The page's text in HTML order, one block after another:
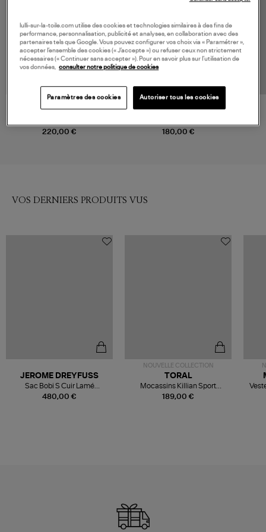
220,00 €
IBELIV
180,00 €
IBELIV
Exclusivité Lulli
VOS DERNIERS PRODUITS VUS
480,00 €
JEROME DREYFUSS
Sac Bobi S Cuir Lamé
Champagne
NOUVELLE COLLECTION
189,00 €
TORAL
Mocassins Killian Sport
Mousse
lulli-sur-la-toile.com utilise des cookies et technologies similaires à des fins de
performance, personnalisation, publicité et analyses, en collaboration avec des
partenaires tels que Google. Vous pouvez configurer vos choix via « Paramétrer »,
accepter l’ensemble des cookies (« J’accepte ») ou refuser ceux non strictement
nécessaires (« Continuer sans accepter »). Pour en savoir plus sur l’utilisation de
vos données, consulter notre politique de cookies
Paramètres des cookies Autoriser tous les cookies